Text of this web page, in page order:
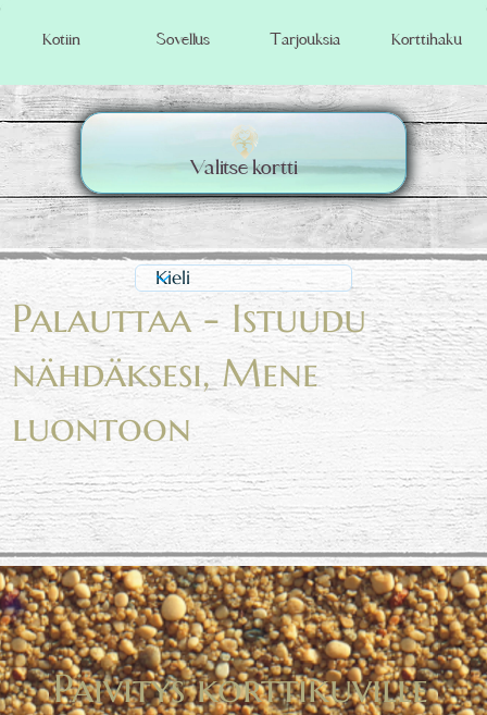
Kotiin Sovellus Tarjouksia Korttihaku
Päivitys korttikuville
Valitse kortti
Palauttaa - Istuudu
nähdäksesi, Mene
luontoon